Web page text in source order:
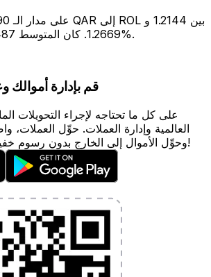
1.2669. كان المتوسط 1.2487 مع تقلبات 0.30%.
قم بإدارة أموالك
العالمية وإدارة العملات. حوِّل العملات،
وحوِّل الأموال إلى الخارج بدون رسوم خفية. قم بالتحميل اليوم!